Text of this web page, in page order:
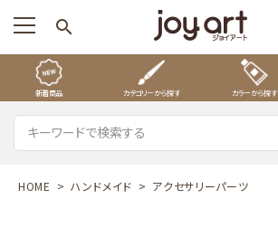
search
新着商品 カテゴリーから探す カラーから探す
HOME ハンドメイド アクセサリーパーツ